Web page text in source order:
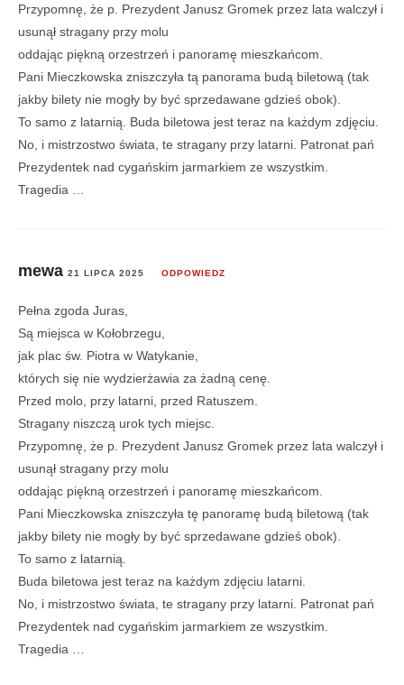
Przypomnę, że p. Prezydent Janusz Gromek przez lata walczył i
usunął stragany przy molu
oddając piękną orzestrzeń i panoramę mieszkańcom.
Pani Mieczkowska zniszczyła tą panorama budą biletową (tak
jakby bilety nie mogły by być sprzedawane gdzieś obok).
To samo z latarnią. Buda biletowa jest teraz na każdym zdjęciu.
No, i mistrzostwo świata, te stragany przy latarni. Patronat pań
Prezydentek nad cygańskim jarmarkiem ze wszystkim.
Tragedia …
mewa 21 LIPCA 2025 ODPOWIEDZ
Pełna zgoda Juras,
Są miejsca w Kołobrzegu,
jak plac św. Piotra w Watykanie,
których się nie wydzierżawia za żadną cenę.
Przed molo, przy latarni, przed Ratuszem.
Stragany niszczą urok tych miejsc.
Przypomnę, że p. Prezydent Janusz Gromek przez lata walczył i
usunął stragany przy molu
oddając piękną orzestrzeń i panoramę mieszkańcom.
Pani Mieczkowska zniszczyła tę panoramę budą biletową (tak
jakby bilety nie mogły by być sprzedawane gdzieś obok).
To samo z latarnią.
Buda biletowa jest teraz na każdym zdjęciu latarni.
No, i mistrzostwo świata, te stragany przy latarni. Patronat pań
Prezydentek nad cygańskim jarmarkiem ze wszystkim.
Tragedia …